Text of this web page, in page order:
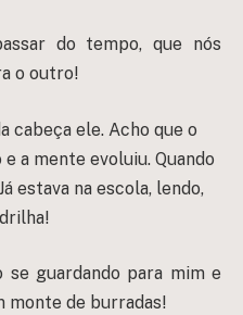
do tempo, que nós
o outro!
cabeça ele. Acho que o
a mente evoluiu. Quando
estava na escola, lendo,
guardando para mim e
monte de burradas!